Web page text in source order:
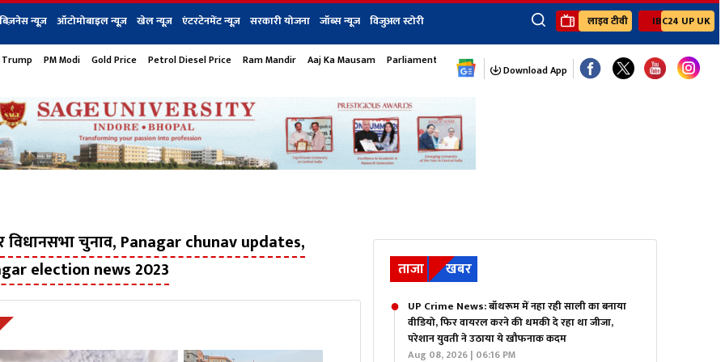
बिज़नेस न्यूज़ ऑटोमोबाइल न्यूज़ खेल न्यूज़ एंटरटेनमेंट न्यूज़ सरकारी योजना जॉब्स न्यूज विजुअल स्टोरी
×
बिज़नेस टेक न्यूज धर्म ऑटोमोबाइल एंटरटेनमेंट खेल जॉब्स न्यूज Youtube Channels
Ibc24 Bastar
लाइव टीवी IBC24 UP UK
PM Modi Gold Price Petrol Diesel Price Ram Mandir Aaj Ka Mausam Parliament Monsoon Session
Download App
चुनाव, Panagar chunav updates,
election news 2023
ताजा खबर
UP Crime News: बॉथरूम में नहा रही साली का बनाया
वीडियो, फिर वायरल करने की धमकी दे रहा था जीजा,
परेशान युवती ने उठाया ये खौफनाक कदम
Aug 08, 2026 | 06:16 PM